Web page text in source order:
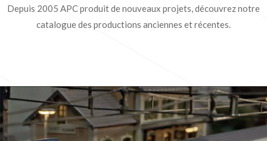
Depuis 2005 APC produit de nouveaux projets, découvrez notre
catalogue des productions anciennes et récentes.